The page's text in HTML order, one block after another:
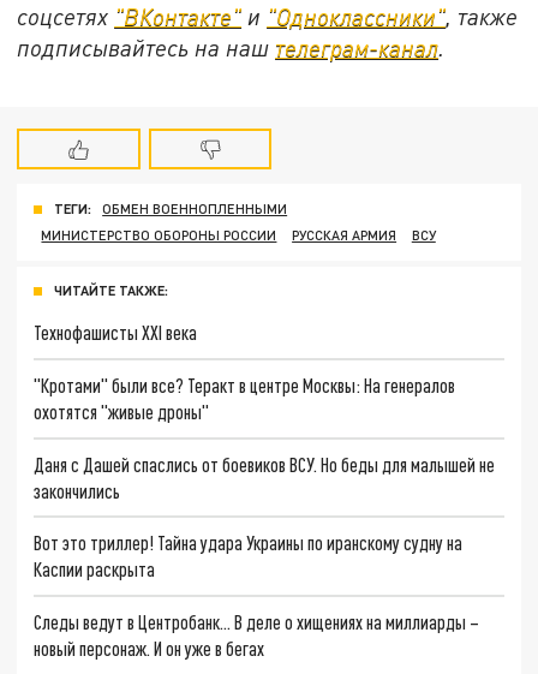
соцсетях "ВКонтакте" и "Одноклассники", также
подписывайтесь на наш телеграм-канал.
ТЕГИ:
ОБМЕН ВОЕННОПЛЕННЫМИ
МИНИСТЕРСТВО ОБОРОНЫ РОССИИ
РУССКАЯ АРМИЯ ВСУ
ЧИТАЙТЕ ТАКЖЕ:
Технофашисты XXI века
"Кротами" были все? Теракт в центре Москвы: На генералов
охотятся "живые дроны"
Даня с Дашей спаслись от боевиков ВСУ. Но беды для малышей не
закончились
Вот это триллер! Тайна удара Украины по иранскому судну на
Каспии раскрыта
Следы ведут в Центробанк… В деле о хищениях на миллиарды –
новый персонаж. И он уже в бегах